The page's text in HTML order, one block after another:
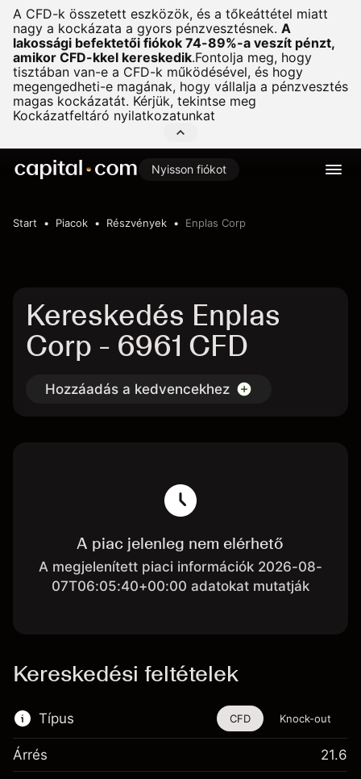
A CFD-k összetett eszközök, és a tőkeáttétel miatt
nagy a kockázata a gyors pénzvesztésnek. A
lakossági befektetői fiókok 74-89%-a veszít pénzt,
amikor CFD-kkel kereskedik.Fontolja meg, hogy
tisztában van-e a CFD-k működésével, és hogy
megengedheti-e magának, hogy vállalja a pénzvesztés
magas kockázatát. Kérjük, tekintse meg
Kockázatfeltáró nyilatkozatunkat
Nyisson fiókot
Start Piacok Részvények Enplas Corp
Kereskedés Enplas
Corp - 6961 CFD
Hozzáadás a kedvencekhez
A piac jelenleg nem elérhető
A megjelenített piaci információk 2026-08-
07T06:05:40+00:00 adatokat mutatják
Kereskedési feltételek
Típus
Ez a pénzügyi eszköz CFD-ken és Knock-
CFD Knock-out
Árrés 21.6